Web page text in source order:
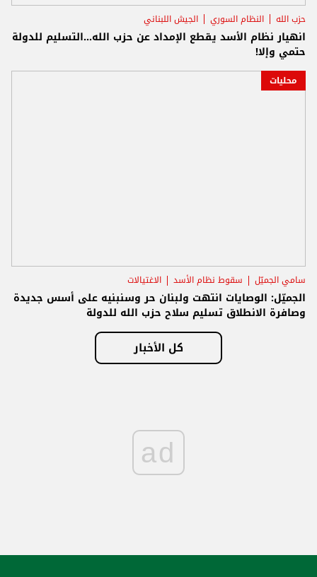
حزب الله النظام السوري الجيش اللبناني
انهيار نظام الأسد يقطع الإمداد عن حزب الله...التسليم للدولة
حتمي وإلا!
محليات
سامي الجميّل سقوط نظام الأسد الاغتيالات
الجميّل: الوصايات انتهت ولبنان حر وسنبنيه على أسس جديدة
وصافرة الانطلاق تسليم سلاح حزب الله للدولة
كل الأخبار
ad